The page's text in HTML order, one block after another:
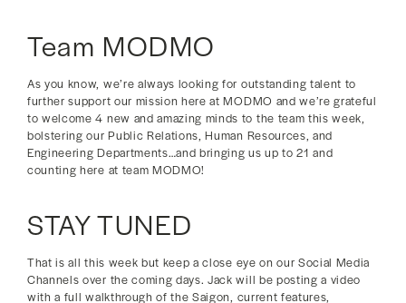
Team MODMO
As you know, we’re always looking for outstanding talent to
further support our mission here at MODMO and we’re grateful
to welcome 4 new and amazing minds to the team this week,
bolstering our Public Relations, Human Resources, and
Engineering Departments…and bringing us up to 21 and
counting here at team MODMO!
STAY TUNED
That is all this week but keep a close eye on our Social Media
Channels over the coming days. Jack will be posting a video
with a full walkthrough of the Saigon, current features,